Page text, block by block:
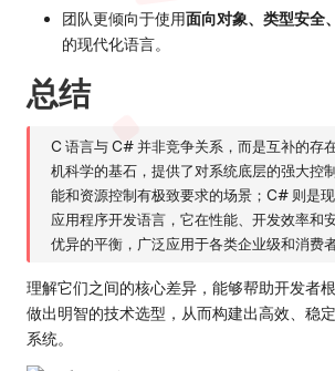
团队更倾向于使用面向对象、类型安全
的现代化语言。
总结
C 语言与 C# 并非竞争关系，而是互补的存
机科学的基石，提供了对系统底层的强大控
能和资源控制有极致要求的场景；C# 则是
应用程序开发语言，它在性能、开发效率和
优异的平衡，广泛应用于各类企业级和消费
理解它们之间的核心差异，能够帮助开发者
做出明智的技术选型，从而构建出高效、稳
系统。